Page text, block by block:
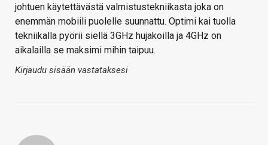
johtuen käytettävästä valmistustekniikasta joka on
enemmän mobiili puolelle suunnattu. Optimi kai tuolla
tekniikalla pyörii siellä 3GHz hujakoilla ja 4GHz on
aikalailla se maksimi mihin taipuu.
Kirjaudu sisään vastataksesi